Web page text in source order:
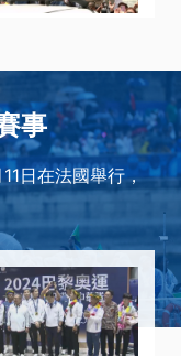
事
日在法國舉行，